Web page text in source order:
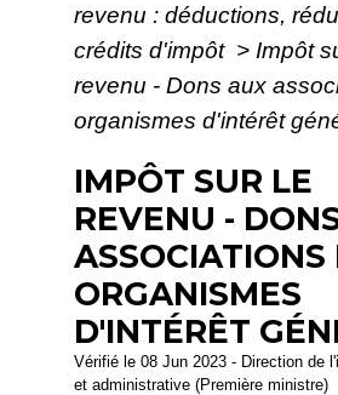
revenu : déductions,
crédits d'impôt > Impôt
revenu - Dons aux
organismes d'intérêt
IMPÔT SUR LE
REVENU -
ASSOCIATIONS
ORGANISMES
D'INTÉRÊT
Vérifié le 08 Jun 2023 - Direction de
et administrative (Première ministre)